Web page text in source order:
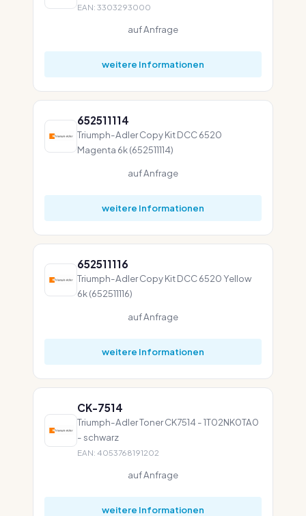
EAN: 3303293000
auf Anfrage
weitere Informationen
652511114
Triumph-Adler Copy Kit DCC 6520
Magenta 6k (652511114)
auf Anfrage
weitere Informationen
652511116
Triumph-Adler Copy Kit DCC 6520 Yellow
6k (652511116)
auf Anfrage
weitere Informationen
CK-7514
Triumph-Adler Toner CK7514 - 1T02NK0TA0
- schwarz
EAN: 4053768191202
auf Anfrage
weitere Informationen